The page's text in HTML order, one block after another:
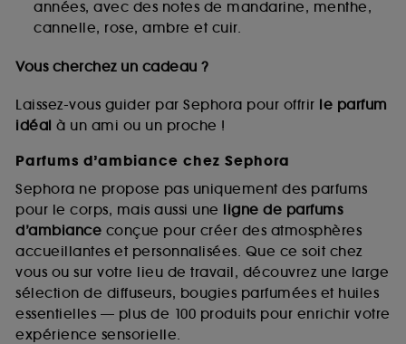
années, avec des notes de mandarine, menthe,
cannelle, rose, ambre et cuir.
Vous cherchez un cadeau ?
Laissez-vous guider par Sephora pour offrir le parfum
idéal à un ami ou un proche !
Parfums d’ambiance chez Sephora
Sephora ne propose pas uniquement des parfums
pour le corps, mais aussi une ligne de parfums
d’ambiance conçue pour créer des atmosphères
accueillantes et personnalisées. Que ce soit chez
vous ou sur votre lieu de travail, découvrez une large
sélection de diffuseurs, bougies parfumées et huiles
essentielles — plus de 100 produits pour enrichir votre
expérience sensorielle.